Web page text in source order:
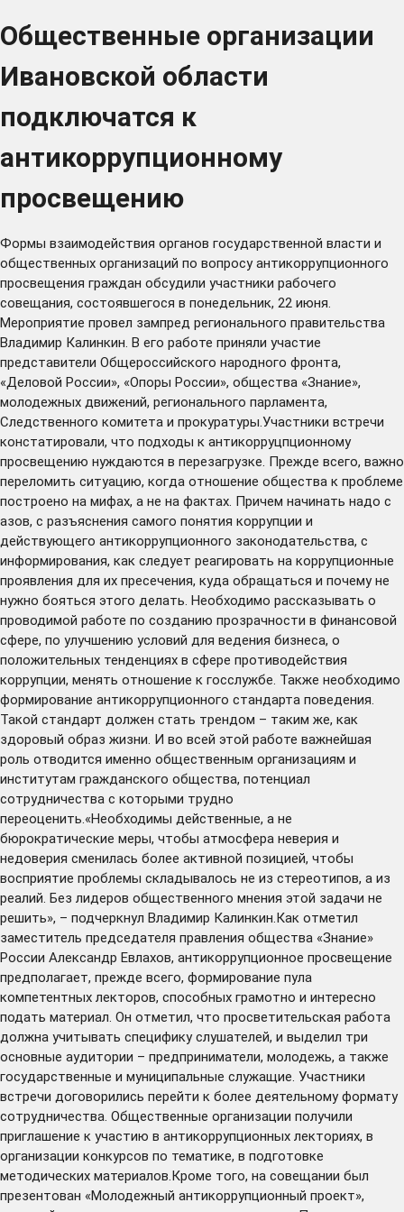
Общественные организации
Ивановской области
подключатся к
антикоррупционному
просвещению
Формы взаимодействия органов государственной власти и
общественных организаций по вопросу антикоррупционного
просвещения граждан обсудили участники рабочего
совещания, состоявшегося в понедельник, 22 июня.
Мероприятие провел зампред регионального правительства
Владимир Калинкин. В его работе приняли участие
представители Общероссийского народного фронта,
«Деловой России», «Опоры России», общества «Знание»,
молодежных движений, регионального парламента,
Следственного комитета и прокуратуры.Участники встречи
констатировали, что подходы к антикорруцпционному
просвещению нуждаются в перезагрузке. Прежде всего, важно
переломить ситуацию, когда отношение общества к проблеме
построено на мифах, а не на фактах. Причем начинать надо с
азов, с разъяснения самого понятия коррупции и
действующего антикоррупционного законодательства, с
информирования, как следует реагировать на коррупционные
проявления для их пресечения, куда обращаться и почему не
нужно бояться этого делать. Необходимо рассказывать о
проводимой работе по созданию прозрачности в финансовой
сфере, по улучшению условий для ведения бизнеса, о
положительных тенденциях в сфере противодействия
коррупции, менять отношение к госслужбе. Также необходимо
формирование антикоррупционного стандарта поведения.
Такой стандарт должен стать трендом – таким же, как
здоровый образ жизни. И во всей этой работе важнейшая
роль отводится именно общественным организациям и
институтам гражданского общества, потенциал
сотрудничества с которыми трудно
переоценить.«Необходимы действенные, а не
бюрократические меры, чтобы атмосфера неверия и
недоверия сменилась более активной позицией, чтобы
восприятие проблемы складывалось не из стереотипов, а из
реалий. Без лидеров общественного мнения этой задачи не
решить», – подчеркнул Владимир Калинкин.Как отметил
заместитель председателя правления общества «Знание»
России Александр Евлахов, антикоррупционное просвещение
предполагает, прежде всего, формирование пула
компетентных лекторов, способных грамотно и интересно
подать материал. Он отметил, что просветительская работа
должна учитывать специфику слушателей, и выделил три
основные аудитории – предприниматели, молодежь, а также
государственные и муниципальные служащие. Участники
встречи договорились перейти к более деятельному формату
сотрудничества. Общественные организации получили
приглашение к участию в антикоррупционных лекториях, в
организации конкурсов по тематике, в подготовке
методических материалов.Кроме того, на совещании был
презентован «Молодежный антикоррупционный проект»,